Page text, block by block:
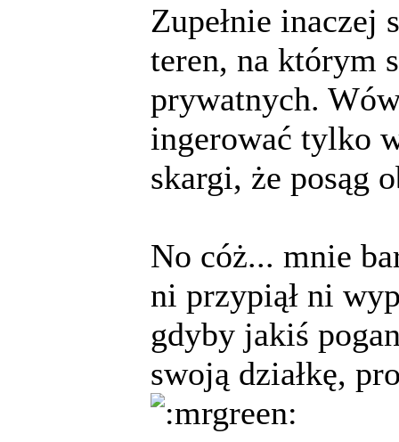
Zupełnie inaczej
teren, na którym
prywatnych.
ingerować tylko
skargi, że posąg
No cóż... mnie
ni przypiął ni
gdyby jakiś
swoją działkę,